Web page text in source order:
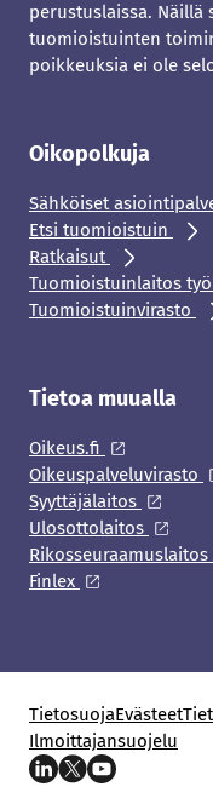
perustuslaissa. Näillä
tuomioistuinten
poikkeuksia ei ole
Oikopolkuja
Sähköiset
Etsi tuomioistuin
Ratkaisut
Tuomioistuinlaitos
Tuomioistuinvirasto
Tietoa muualla
Oikeus.fi
Oikeuspalveluvirasto
Syyttäjälaitos
Ulosottolaitos
Rikosseuraamuslaitos
Finlex
TietosuojaEvästeet
Ilmoittajansuojelu